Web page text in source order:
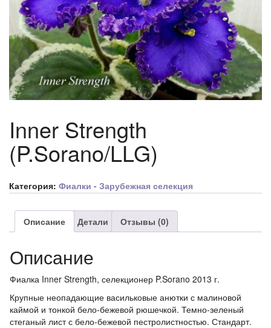
Inner Strength
(P.Sorano/LLG)
Категория: Фиалки - Зарубежная селекция
Описание Детали Отзывы (0)
Описание
Фиалка Inner Strength, селекционер P.Sorano 2013 г.
Крупные неопадающие васильковые анютки с малиновой
каймой и тонкой бело-бежевой рюшечкой. Темно-зеленый
стеганый лист с бело-бежевой пестролистностью. Стандарт.